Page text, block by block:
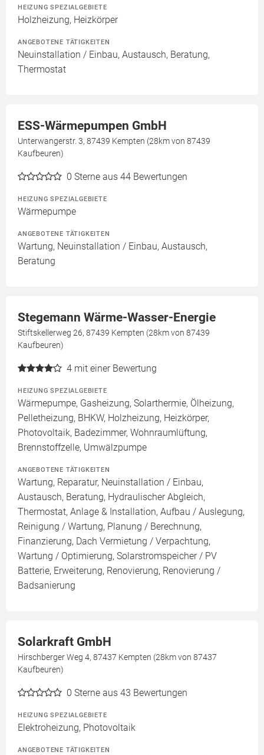
HEIZUNG SPEZIALGEBIETE
Holzheizung, Heizkörper
ANGEBOTENE TÄTIGKEITEN
Neuinstallation / Einbau, Austausch, Beratung,
Thermostat
ESS-Wärmepumpen GmbH
Unterwangerstr. 3, 87439 Kempten (28km von 87439
Kaufbeuren)
0 Sterne aus 44 Bewertungen
HEIZUNG SPEZIALGEBIETE
Wärmepumpe
ANGEBOTENE TÄTIGKEITEN
Wartung, Neuinstallation / Einbau, Austausch,
Beratung
Stegemann Wärme-Wasser-Energie
Stiftskellerweg 26, 87439 Kempten (28km von 87439
Kaufbeuren)
4 mit einer Bewertung
HEIZUNG SPEZIALGEBIETE
Wärmepumpe, Gasheizung, Solarthermie, Ölheizung,
Pelletheizung, BHKW, Holzheizung, Heizkörper,
Photovoltaik, Badezimmer, Wohnraumlüftung,
Brennstoffzelle, Umwälzpumpe
ANGEBOTENE TÄTIGKEITEN
Wartung, Reparatur, Neuinstallation / Einbau,
Austausch, Beratung, Hydraulischer Abgleich,
Thermostat, Anlage & Installation, Aufbau / Auslegung,
Reinigung / Wartung, Planung / Berechnung,
Finanzierung, Dach Vermietung / Verpachtung,
Wartung / Optimierung, Solarstromspeicher / PV
Batterie, Erweiterung, Renovierung, Renovierung /
Badsanierung
Solarkraft GmbH
Hirschberger Weg 4, 87437 Kempten (28km von 87437
Kaufbeuren)
0 Sterne aus 43 Bewertungen
HEIZUNG SPEZIALGEBIETE
Elektroheizung, Photovoltaik
ANGEBOTENE TÄTIGKEITEN